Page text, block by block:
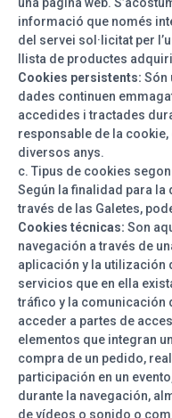
informació que només
del servei sol·licitat per
llista de productes
Cookies persistents: Són
dades continuen
accedides i tractades
responsable de la cookie,
diversos anys.
c. Tipus de cookies
Según la finalidad para la
través de las Galetes,
Cookies técnicas: Son
navegación a través de
aplicación y la utilización
servicios que en ella
tráfico y la comunicación
acceder a partes de
elementos que integran
compra de un pedido,
participación en un
durante la navegación,
de vídeos o sonido o